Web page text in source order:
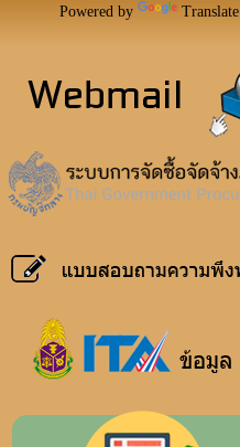
Powered by Translate